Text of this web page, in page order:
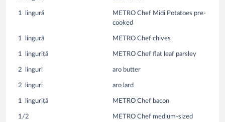
1 lingură
METRO Chef Midi Potatoes pre-
cooked
1 lingură METRO Chef chives
1 linguriță METRO Chef flat leaf parsley
2 linguri aro butter
2 linguri aro lard
1 linguriță METRO Chef bacon
1/2
METRO Chef medium-sized